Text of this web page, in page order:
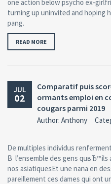
one action below psycho ex-
turning up uninvited and hoping
pang.
READ MORE
JUL
02
Comparatif puis
ormants emploi en
cougars parmi 2019
Author: Anthony
De multiples individus
В l’ensemble des gens
nos asiatiquesEt une nana en
pareillement ces dames qui ont